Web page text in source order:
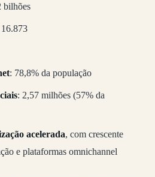
bilhões
: 78,8% da população
: 2,57 milhões (57% da
acelerada, com crescente
e plataformas omnichannel